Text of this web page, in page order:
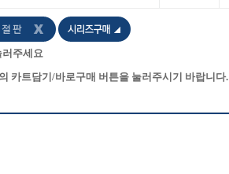
러주세요
카트담기/바로구매 버튼을 눌러주시기 바랍니다.